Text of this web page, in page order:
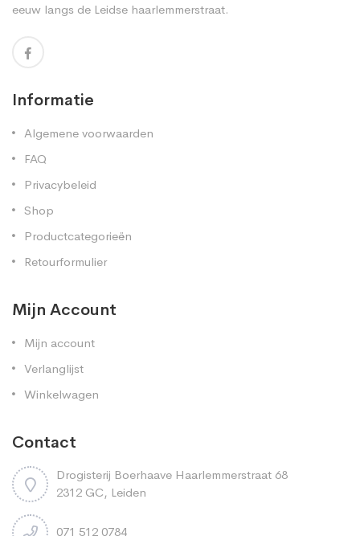
eeuw langs de Leidse haarlemmerstraat.
Informatie
Algemene voorwaarden
FAQ
Privacybeleid
Shop
Productcategorieën
Retourformulier
Mijn Account
Mijn account
Verlanglijst
Winkelwagen
Contact
Drogisterij Boerhaave Haarlemmerstraat 68
2312 GC, Leiden
071 512 0784